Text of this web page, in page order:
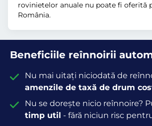
rovinietelor anuale nu poate fi oferită
România.
Beneficiile reînnoirii
Nu mai uitați niciodată de
amenzile de taxă de drum
Nu se dorește nicio reînnoire?
timp util - fără niciun risc